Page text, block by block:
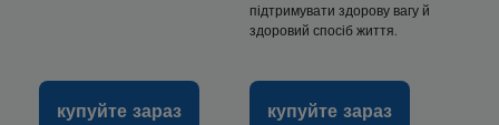
купуйте зараз
підтримувати здорову вагу й
здоровий спосіб життя.
купуйте зараз